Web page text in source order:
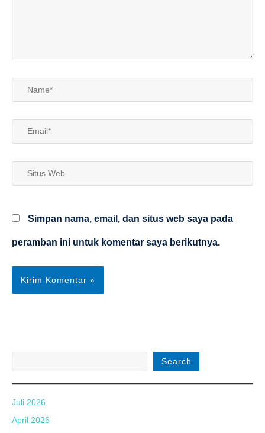
Name*
Email*
Situs
Simpan nama, email, dan situs web saya pada
peramban ini untuk komentar saya berikutnya.
Search
Juli 2026
April 2026